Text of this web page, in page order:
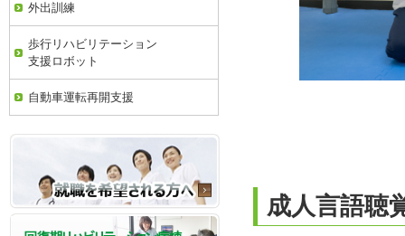
成人言語聴
外出訓練
歩行リハビリテーション
支援ロボット
自動車運転再開支援